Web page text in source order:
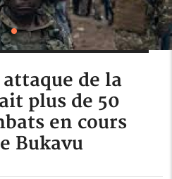
attaque de la
plus de 50
en cours
Bukavu